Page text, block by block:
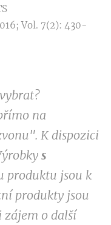
Vol. 7(2): 430-
na
K dispozici
s
produktu jsou k
produkty jsou
o další